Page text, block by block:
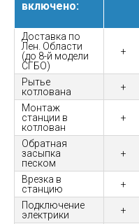
включено:
Доставка по
Лен. Области
(до 8-й модели
СГБО)
+
Рытье
котлована
+
Монтаж
станции в
котлован
+
Обратная
засыпка
песком
+
Врезка в
станцию
+
Подключение
электрики
+